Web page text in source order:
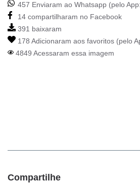
457 Enviaram ao Whatsapp (pelo App:
14 compartilharam no Facebook
391 baixaram
178 Adicionaram aos favoritos (pelo
4849 Acessaram essa imagem
Compartilhe